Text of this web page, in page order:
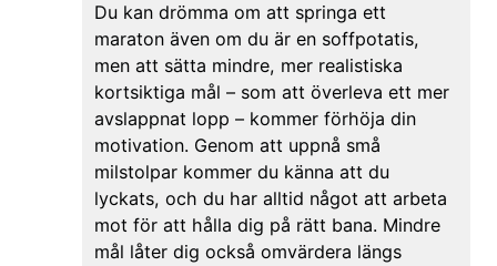
Du kan drömma om att springa ett
maraton även om du är en soffpotatis,
men att sätta mindre, mer realistiska
kortsiktiga mål – som att överleva ett mer
avslappnat lopp – kommer förhöja din
motivation. Genom att uppnå små
milstolpar kommer du känna att du
lyckats, och du har alltid något att arbeta
mot för att hålla dig på rätt bana. Mindre
mål låter dig också omvärdera längs